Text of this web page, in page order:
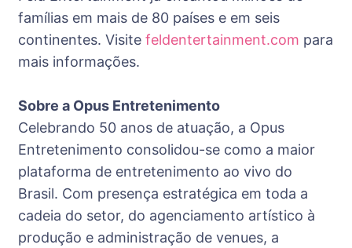
famílias em mais de 80 países e em seis
continentes. Visite feldentertainment.com para
mais informações.
Sobre a Opus Entretenimento
Celebrando 50 anos de atuação, a Opus
Entretenimento consolidou-se como a maior
plataforma de entretenimento ao vivo do
Brasil. Com presença estratégica em toda a
cadeia do setor, do agenciamento artístico à
produção e administração de venues, a